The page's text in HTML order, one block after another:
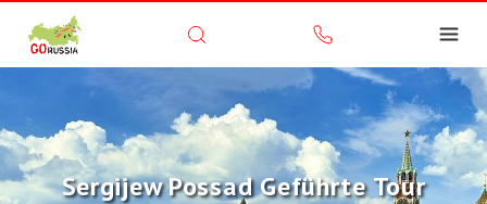
Sergijew Possad Geführte Tour